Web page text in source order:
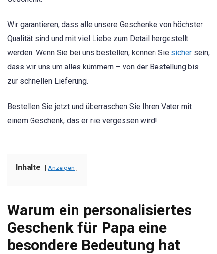
Wir garantieren, dass alle unsere Geschenke von höchster
Qualität sind und mit viel Liebe zum Detail hergestellt
werden. Wenn Sie bei uns bestellen, können Sie sicher sein,
dass wir uns um alles kümmern – von der Bestellung bis
zur schnellen Lieferung.
Bestellen Sie jetzt und überraschen Sie Ihren Vater mit
einem Geschenk, das er nie vergessen wird!
Inhalte Anzeigen
Warum ein personalisiertes
Geschenk für Papa eine
besondere Bedeutung hat